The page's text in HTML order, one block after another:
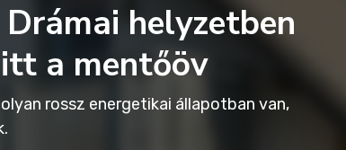
helyzetben
a mentőöv
rossz energetikai állapotban van,